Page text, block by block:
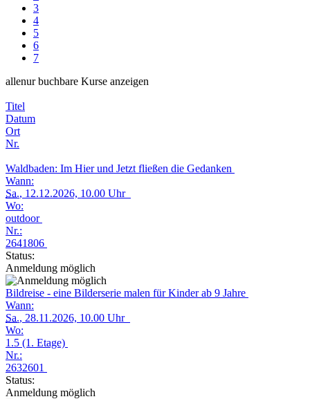
3
4
5
6
7
allenur buchbare Kurse anzeigen
Titel
Datum
Ort
Nr.
Waldbaden: Im Hier und Jetzt fließen die Gedanken
Wann:
Sa., 12.12.2026, 10.00 Uhr
Wo:
outdoor
Nr.:
2641806
Status:
Anmeldung möglich
Bildreise - eine Bilderserie malen für Kinder ab 9 Jahre
Wann:
Sa., 28.11.2026, 10.00 Uhr
Wo:
1.5 (1. Etage)
Nr.:
2632601
Status:
Anmeldung möglich